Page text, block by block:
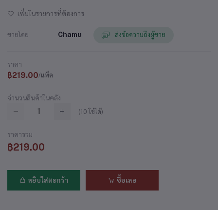
เพิ่มในรายการที่ต้องการ
ขายโดย Chamu ส่งข้อความถึงผู้ขาย
ราคา
฿219.00/แพ็ค
จำนวนสินค้าในคลัง
(10 ใช้ได้)
ราคารวม
฿219.00
หยิบใส่ตะกร้า ซื้อเลย